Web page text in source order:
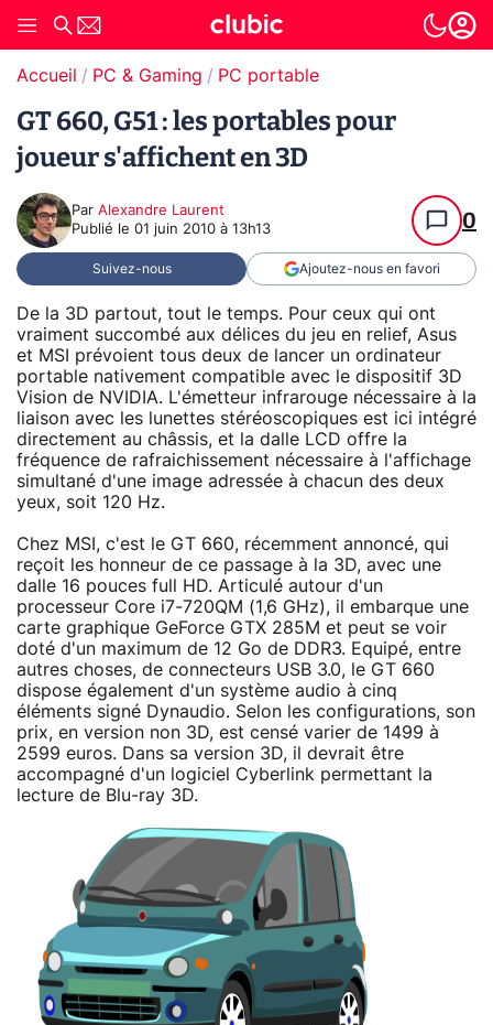
Accueil PC & Gaming PC portable
GT 660, G51 : les portables pour
joueur s'affichent en 3D
Par Alexandre Laurent
Publié le 01 juin 2010 à 13h13 0
Suivez-nous Ajoutez-nous en favori
De la 3D partout, tout le temps. Pour ceux qui ont
vraiment succombé aux délices du jeu en relief, Asus
et MSI prévoient tous deux de lancer un ordinateur
portable nativement compatible avec le dispositif 3D
Vision de NVIDIA. L'émetteur infrarouge nécessaire à la
liaison avec les lunettes stéréoscopiques est ici intégré
directement au châssis, et la dalle LCD offre la
fréquence de rafraichissement nécessaire à l'affichage
simultané d'une image adressée à chacun des deux
yeux, soit 120 Hz.
Chez MSI, c'est le GT 660, récemment annoncé, qui
reçoit les honneur de ce passage à la 3D, avec une
dalle 16 pouces full HD. Articulé autour d'un
processeur Core i7-720QM (1,6 GHz), il embarque une
carte graphique GeForce GTX 285M et peut se voir
doté d'un maximum de 12 Go de DDR3. Equipé, entre
autres choses, de connecteurs USB 3.0, le GT 660
dispose également d'un système audio à cinq
éléments signé Dynaudio. Selon les configurations, son
prix, en version non 3D, est censé varier de 1499 à
2599 euros. Dans sa version 3D, il devrait être
accompagné d'un logiciel Cyberlink permettant la
lecture de Blu-ray 3D.